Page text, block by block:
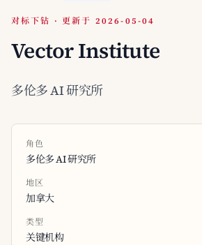
对标下钻 · 更新于 2026-05-04
Vector Institute
多伦多 AI 研究所
角色
多伦多 AI 研究所
地区
加拿大
类型
关键机构